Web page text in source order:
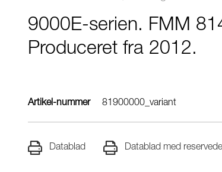
9000E-serien. FMM
Produceret fra 2012.
Artikel-nummer 81900000_variant
Datablad Datablad med